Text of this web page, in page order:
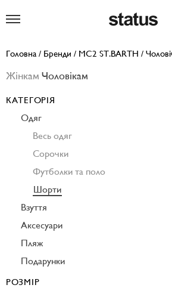
Головна / Бренди / MC2 ST.BARTH /
Жінкам Чоловікам
КАТЕГОРІЯ
Одяг
Весь одяг
Сорочки
Футболки та поло
Шорти
Взуття
Аксесуари
Пляж
Подарунки
РОЗМІР